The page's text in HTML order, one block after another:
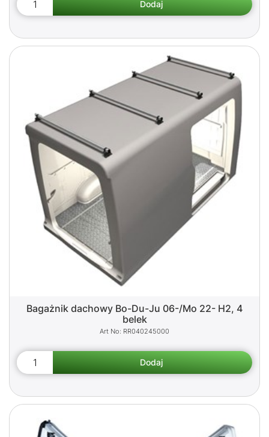
Bagażnik dachowy Bo-Du-Ju 06-/Mo 22- H2, 4
belek
RR040245000